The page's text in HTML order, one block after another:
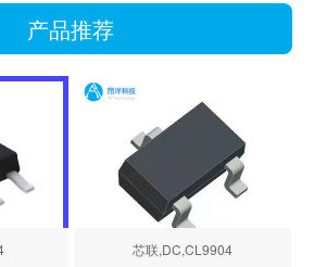
产品推荐
芯联,DC,CL9904